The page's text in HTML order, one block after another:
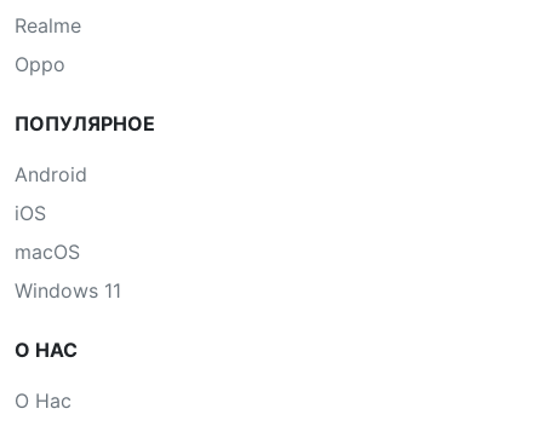
Realme
Oppo
ПОПУЛЯРНОЕ
Android
iOS
macOS
Windows 11
О НАС
О Нас